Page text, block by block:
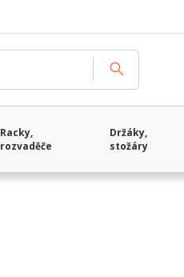
Racky,
rozvaděče
Držáky,
stožáry